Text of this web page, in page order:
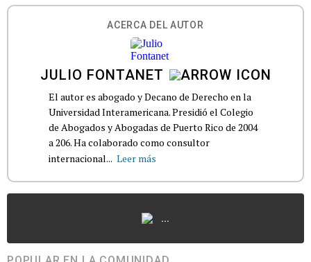
ACERCA DEL AUTOR
JULIO FONTANET
El autor es abogado y Decano de Derecho en la
Universidad Interamericana. Presidió el Colegio
de Abogados y Abogadas de Puerto Rico de 2004
a 206. Ha colaborado como consultor
internacional... Leer más
...